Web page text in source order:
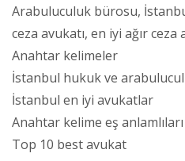
Arabuluculuk bürosu,
ceza avukatı, en iyi ağır ceza
Anahtar kelimeler
İstanbul hukuk ve
İstanbul en iyi avukatlar
Anahtar kelime eş anlamlıları
Top 10 best avukat